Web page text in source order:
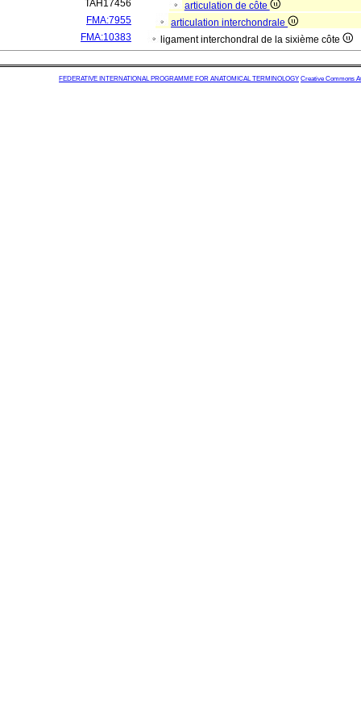
TAH17456
articulation de côte
FMA:7955
articulation interchondrale
FMA:10383
ligament interchondral de la sixième côte
FEDERATIVE INTERNATIONAL PROGRAMME FOR ANATOMICAL TERMINOLOGY Creative Commons